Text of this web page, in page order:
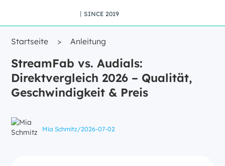
丨SINCE 2019
Startseite > Anleitung
StreamFab vs. Audials:
Direktvergleich 2026 – Qualität,
Geschwindigkeit & Preis
Mia Schmitz/2026-07-02